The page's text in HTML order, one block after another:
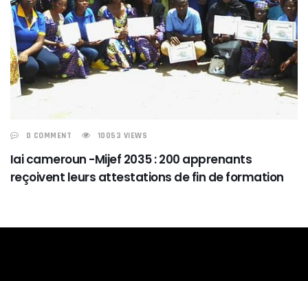
0 COMMENT 10053 VIEWS
Iai cameroun -Mijef 2035 : 200 apprenants
reçoivent leurs attestations de fin de formation